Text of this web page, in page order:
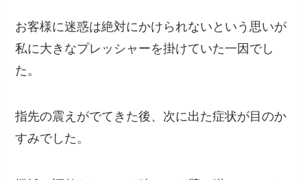
お客様に迷惑は絶対にかけられないという思いが
私に大きなプレッシャーを掛けていた一因でし
た。
指先の震えがでてきた後、 次に出た症状が目のか
すみでした。